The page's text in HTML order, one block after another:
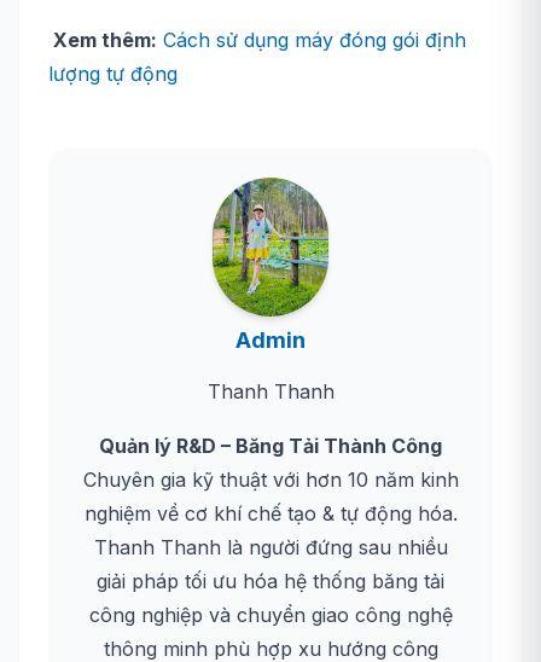
Xem thêm: Cách sử dụng máy đóng gói định
lượng tự động
Admin
Thanh Thanh
Quản lý R&D – Băng Tải Thành Công
Chuyên gia kỹ thuật với hơn 10 năm kinh
nghiệm về cơ khí chế tạo & tự động hóa.
Thanh Thanh là người đứng sau nhiều
giải pháp tối ưu hóa hệ thống băng tải
công nghiệp và chuyển giao công nghệ
thông minh phù hợp xu hướng công